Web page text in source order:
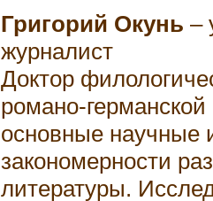
Григорий Окунь –
журналист
Доктор
романо-
основные научные
закономерности
литературы.